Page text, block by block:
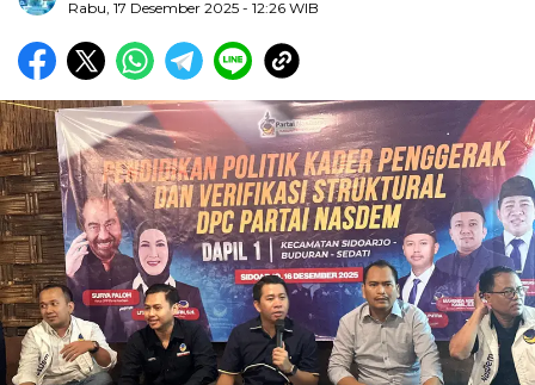
Rabu, 17 Desember 2025 - 12:26 WIB